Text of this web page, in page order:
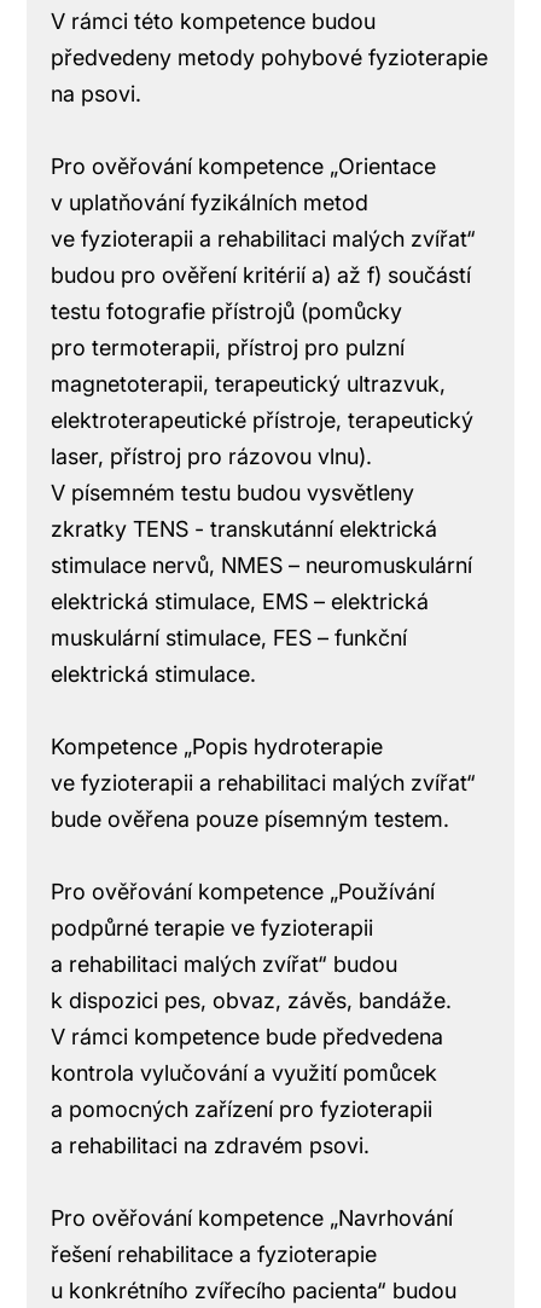
V rámci této kompetence budou
předvedeny metody pohybové fyzioterapie
na psovi.
Pro ověřování kompetence „Orientace
v uplatňování fyzikálních metod
ve fyzioterapii a rehabilitaci malých zvířat“
budou pro ověření kritérií a) až f) součástí
testu fotografie přístrojů (pomůcky
pro termoterapii, přístroj pro pulzní
magnetoterapii, terapeutický ultrazvuk,
elektroterapeutické přístroje, terapeutický
laser, přístroj pro rázovou vlnu).
V písemném testu budou vysvětleny
zkratky TENS - transkutánní elektrická
stimulace nervů, NMES – neuromuskulární
elektrická stimulace, EMS – elektrická
muskulární stimulace, FES – funkční
elektrická stimulace.
Kompetence „Popis hydroterapie
ve fyzioterapii a rehabilitaci malých zvířat“
bude ověřena pouze písemným testem.
Pro ověřování kompetence „Používání
podpůrné terapie ve fyzioterapii
a rehabilitaci malých zvířat“ budou
k dispozici pes, obvaz, závěs, bandáže.
V rámci kompetence bude předvedena
kontrola vylučování a využití pomůcek
a pomocných zařízení pro fyzioterapii
a rehabilitaci na zdravém psovi.
Pro ověřování kompetence „Navrhování
řešení rehabilitace a fyzioterapie
u konkrétního zvířecího pacienta“ budou